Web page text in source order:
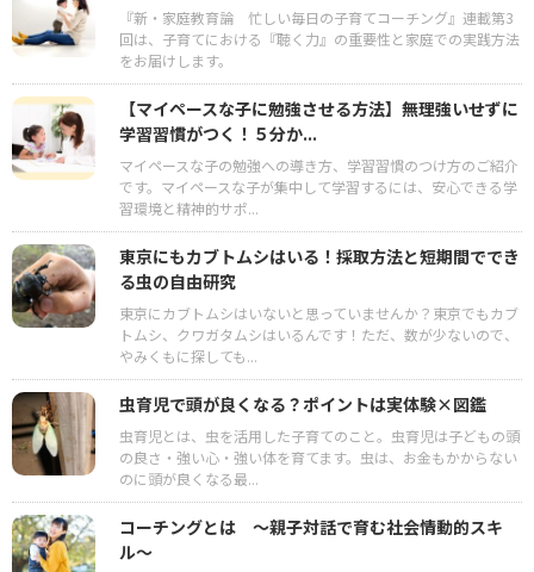
『新・家庭教育論 忙しい毎日の子育てコーチング』連載第3
回は、子育てにおける『聴く力』の重要性と家庭での実践方法
をお届けします。
【マイペースな子に勉強させる方法】無理強いせずに
学習習慣がつく！５分か...
マイペースな子の勉強への導き方、学習習慣のつけ方のご紹介
です。マイペースな子が集中して学習するには、安心できる学
習環境と精神的サポ...
東京にもカブトムシはいる！採取方法と短期間ででき
る虫の自由研究
東京にカブトムシはいないと思っていませんか？東京でもカブ
トムシ、クワガタムシはいるんです！ただ、数が少ないので、
やみくもに探しても...
虫育児で頭が良くなる？ポイントは実体験×図鑑
虫育児とは、虫を活用した子育てのこと。虫育児は子どもの頭
の良さ・強い心・強い体を育てます。虫は、お金もかからない
のに頭が良くなる最...
コーチングとは 〜親子対話で育む社会情動的スキ
ル〜